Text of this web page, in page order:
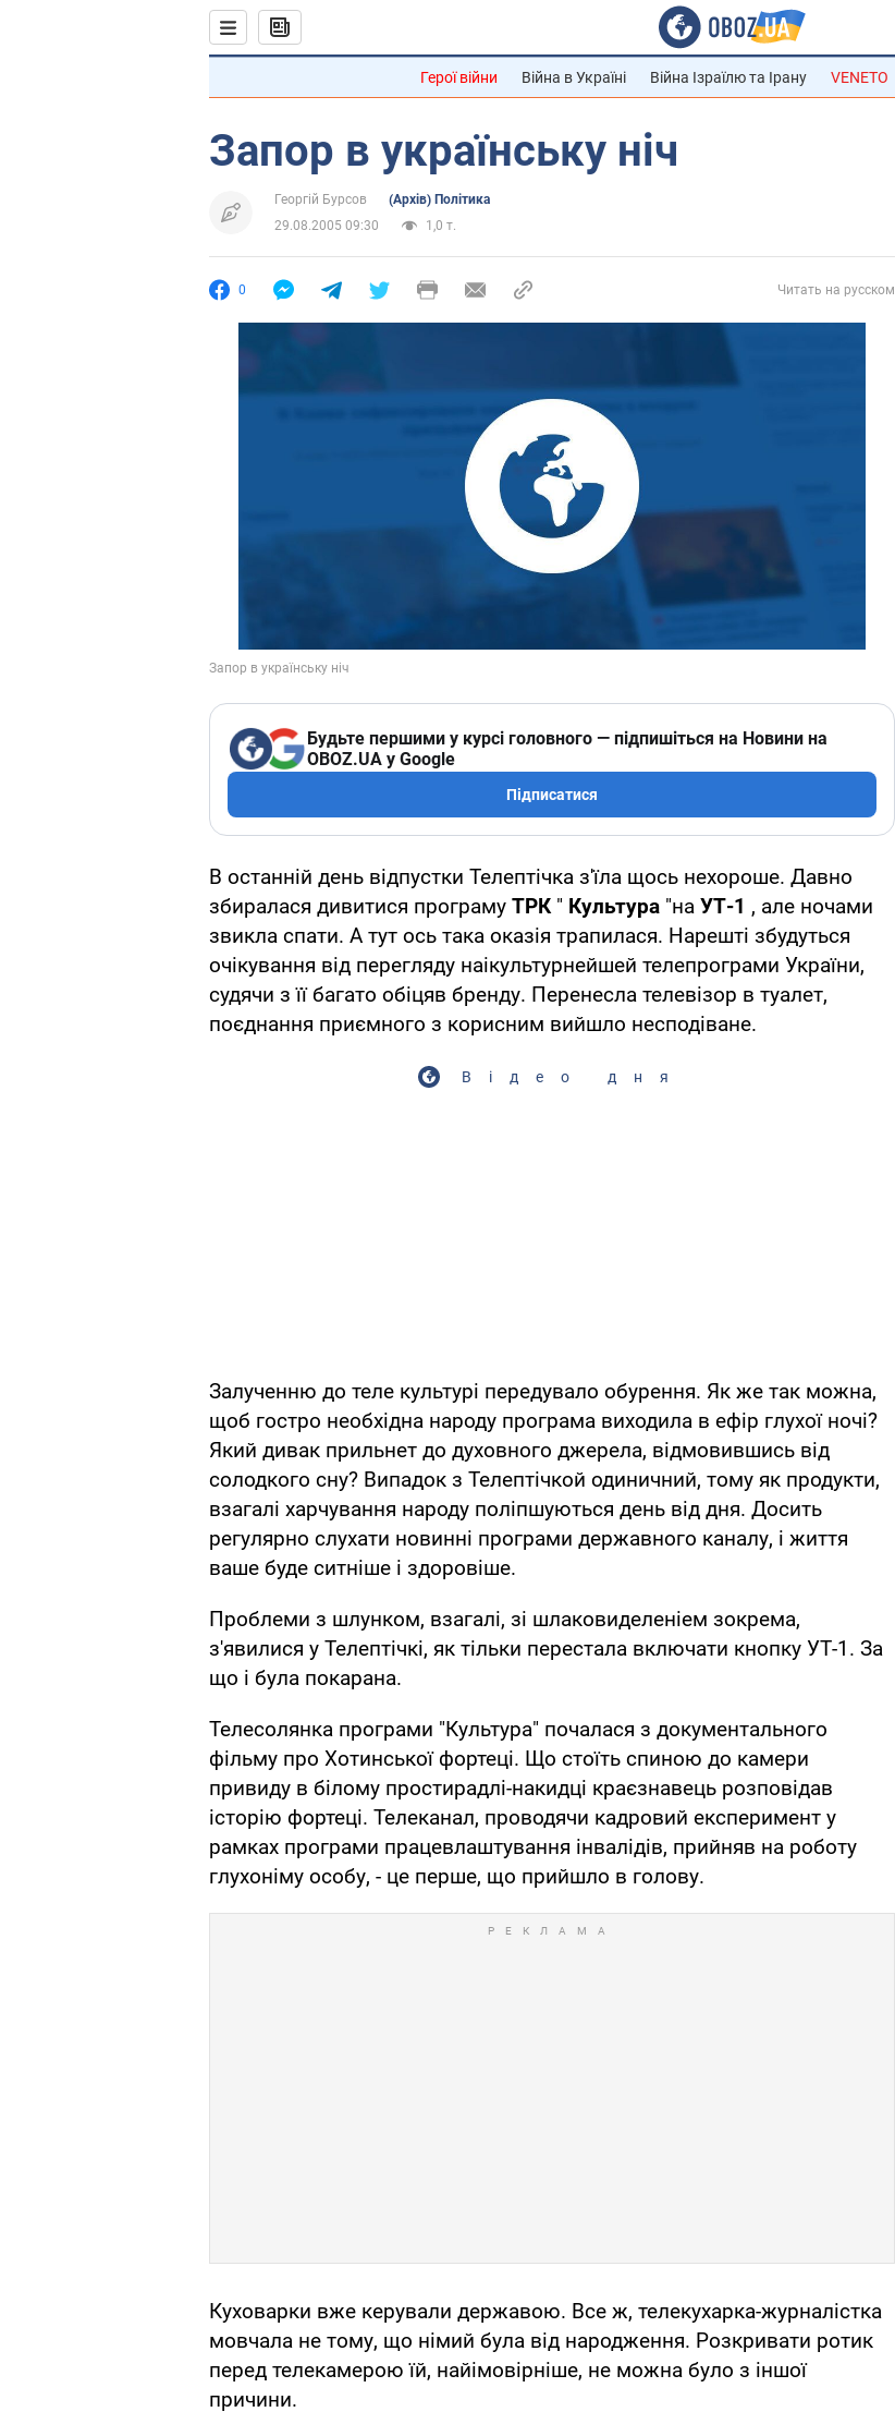
Герої війни Війна в Україні Війна Ізраїлю та Ірану VENETO
Запор в українську ніч
Георгій Бурсов
(Архів) Політика
29.08.2005 09:30
1,0 т.
0 Читать на русском
Будьте першими у курсі головного — підпишіться на Новини на
OBOZ.UA у Google
Підписатися
В останній день відпустки Телептічка з'їла щось нехороше. Давно
збиралася дивитися програму ТРК" Культура "на УТ-1 , але ночами
звикла спати. А тут ось така оказія трапилася. Нарешті збудуться
очікування від перегляду наікультурнейшей телепрограми України,
судячи з її багато обіцяв бренду. Перенесла телевізор в туалет,
поєднання приємного з корисним вийшло несподіване.
Відео дня
Залученню до теле культурі передувало обурення. Як же так можна,
щоб гостро необхідна народу програма виходила в ефір глухої ночі?
Який дивак прильнет до духовного джерела, відмовившись від
солодкого сну? Випадок з Телептічкой одиничний, тому як продукти,
взагалі харчування народу поліпшуються день від дня. Досить
регулярно слухати новинні програми державного каналу, і життя
ваше буде ситніше і здоровіше.
Проблеми з шлунком, взагалі, зі шлаковиделеніем зокрема,
з'явилися у Телептічкі, як тільки перестала включати кнопку УТ-1. За
що і була покарана.
Телесолянка програми "Культура" почалася з документального
фільму про Хотинської фортеці. Що стоїть спиною до камери
привиду в білому простирадлі-накидці краєзнавець розповідав
історію фортеці. Телеканал, проводячи кадровий експеримент у
рамках програми працевлаштування інвалідів, прийняв на роботу
глухоніму особу, - це перше, що прийшло в голову.
Куховарки вже керували державою. Все ж, телекухарка-журналістка
мовчала не тому, що німий була від народження. Розкривати ротик
перед телекамерою їй, найімовірніше, не можна було з іншої
причини.